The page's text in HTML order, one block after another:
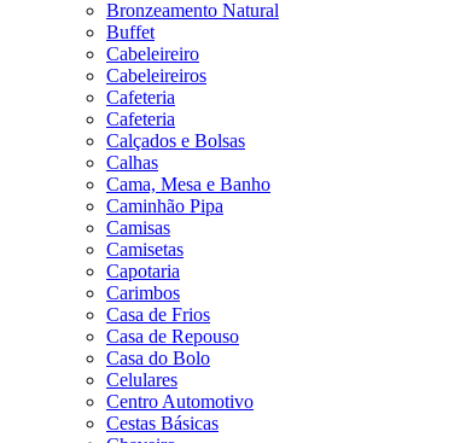
Bronzeamento Natural
Buffet
Cabeleireiro
Cabeleireiros
Cafeteria
Cafeteria
Calçados e Bolsas
Calhas
Cama, Mesa e Banho
Caminhão Pipa
Camisas
Camisetas
Capotaria
Carimbos
Casa de Frios
Casa de Repouso
Casa do Bolo
Celulares
Centro Automotivo
Cestas Básicas